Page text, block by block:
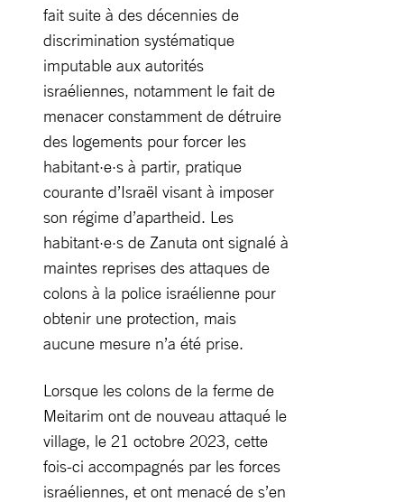
fait suite à des décennies de
discrimination systématique
imputable aux autorités
israéliennes, notamment le fait de
menacer constamment de détruire
des logements pour forcer les
habitant·e·s à partir, pratique
courante d’Israël visant à imposer
son régime d’apartheid. Les
habitant·e·s de Zanuta ont signalé à
maintes reprises des attaques de
colons à la police israélienne pour
obtenir une protection, mais
aucune mesure n’a été prise.
Lorsque les colons de la ferme de
Meitarim ont de nouveau attaqué le
village, le 21 octobre 2023, cette
fois-ci accompagnés par les forces
israéliennes, et ont menacé de s’en